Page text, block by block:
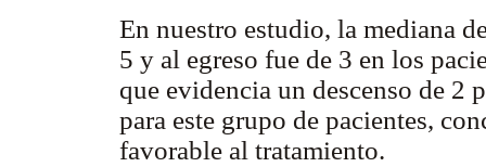
En nuestro estudio, la mediana
5 y al egreso fue de 3 en los
que evidencia un descenso de 2
para este grupo de pacientes,
favorable al tratamiento.